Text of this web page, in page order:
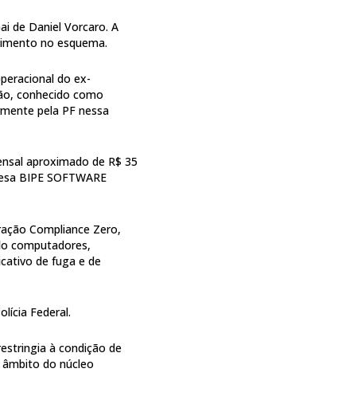
de Daniel Vorcaro. A
no esquema.
do ex-
conhecido como
pela PF nessa
aproximado de R$ 35
BIPE SOFTWARE
Compliance Zero,
computadores,
de fuga e de
Federal.
à condição de
do núcleo